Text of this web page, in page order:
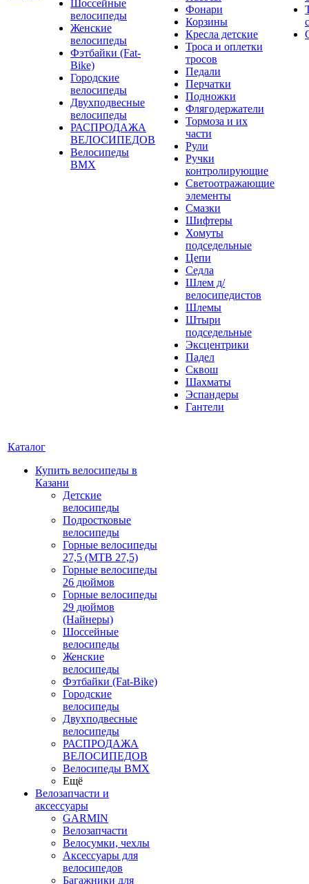
Шоссейные
велосипеды
Женские
велосипеды
Фэтбайки (Fat-
Bike)
Городские
велосипеды
Двухподвесные
велосипеды
РАСПРОДАЖА
ВЕЛОСИПЕДОВ
Велосипеды
BMX
Фонари
Корзины
Кресла детские
Троса и оплетки
тросов
Педали
Перчатки
Подножки
Флягодержатели
Тормоза и их
части
Рули
Ручки
контролирующие
Светоотражающие
элементы
Смазки
Шифтеры
Хомуты
подседельные
Цепи
Седла
Шлем д/
велосипедистов
Шлемы
Штыри
подседельные
Эксцентрики
Падел
Сквош
Шахматы
Эспандеры
Гантели
Каталог
Купить велосипеды в
Казани
Детские
велосипеды
Подростковые
велосипеды
Горные велосипеды
27,5 (MTB 27,5)
Горные велосипеды
26 дюймов
Горные велосипеды
29 дюймов
(Найнеры)
Шоссейные
велосипеды
Женские
велосипеды
Фэтбайки (Fat-Bike)
Городские
велосипеды
Двухподвесные
велосипеды
РАСПРОДАЖА
ВЕЛОСИПЕДОВ
Велосипеды BMX
Ещё
Велозапчасти и
аксессуары
GARMIN
Велозапчасти
Велосумки, чехлы
Аксессуары для
велосипедов
Багажники для